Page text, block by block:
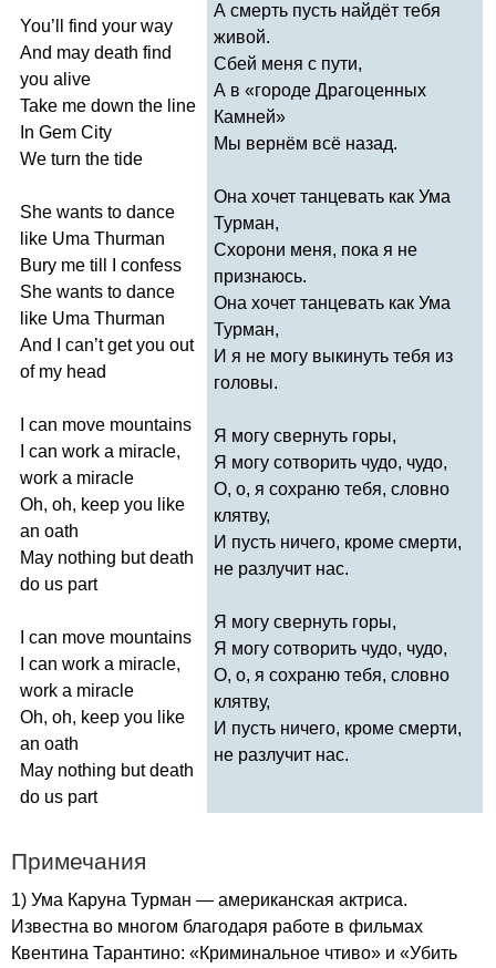
You’ find your way
And may death find
you alive
Take me down the line
In Gem City
We turn the tide
She wants to dance
like Uma Thurman
Bury me till
confess
She wants to dance
like Uma Thurman
And
can’t get you out
of my head
can move mountains
can work a miracle,
work a miracle
Oh, oh, keep you like
an oath
May nothing but death
do us part
can move mountains
can work a miracle,
work a miracle
Oh, oh, keep you like
an oath
May nothing but death
do us part
А смерть пусть найдёт тебя
живой.
Сбей меня с пути,
А в «городе Драгоценных
Камней»
Мы вернём всё назад.
Она хочет танцевать как Ума
Турман,
Схорони меня, пока я не
признаюсь.
Она хочет танцевать как Ума
Турман,
И я не могу выкинуть тебя из
головы.
Я могу свернуть горы,
Я могу сотворить чудо, чудо,
О, о, я сохраню тебя, словно
клятву,
И пусть ничего, кроме смерти,
не разлучит нас.
Я могу свернуть горы,
Я могу сотворить чудо, чудо,
О, о, я сохраню тебя, словно
клятву,
И пусть ничего, кроме смерти,
не разлучит нас.
Примечания
1) Ума Каруна Турман — американская актриса.
Известна во многом благодаря работе в фильмах
Квентина Тарантино: «Криминальное чтиво» и «Убить